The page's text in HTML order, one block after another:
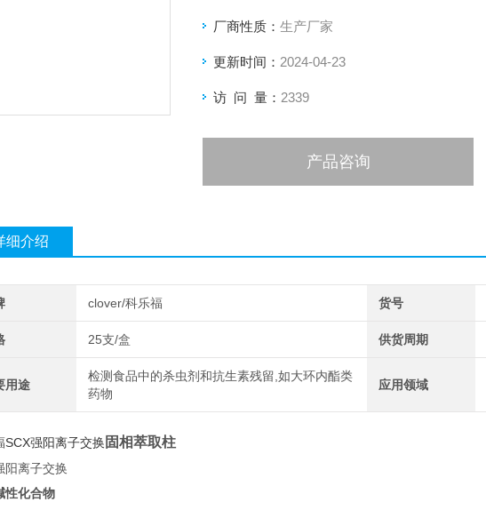
厂商性质： 生产厂家
更新时间： 2024-04-23
访 问 量： 2339
产品咨询
细介绍
clover/科乐福 货号
25支/盒 供货周期
用途
检测食品中的杀虫剂和抗生素残留,如大环内酯类
药物
应用领域
SCX强阳离子交换 固相萃取柱
阳离子交换
性化合物